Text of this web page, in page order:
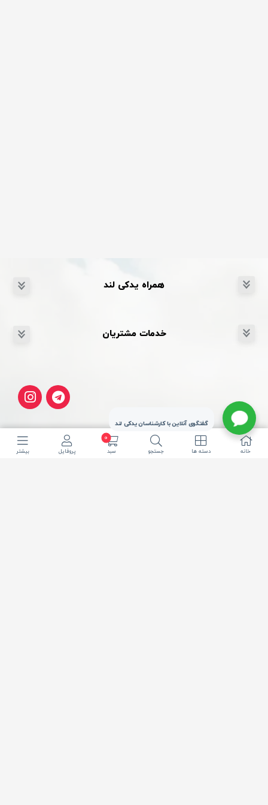
خانه دسته ها جستجو
0
سبد پروفایل بیشتر
همراه یدکی لند
خدمات مشتریان
گفتگوی آنلاین با کارشناسان یدکی لند